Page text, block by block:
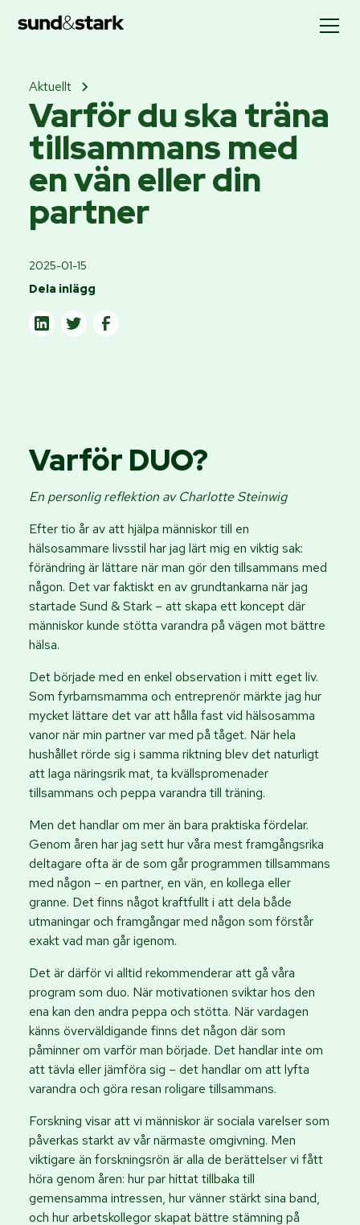
Aktuellt
Varför du ska träna
tillsammans med
en vän eller din
partner
2025-01-15
Dela inlägg
Varför DUO?
En personlig reflektion av Charlotte Steinwig
Efter tio år av att hjälpa människor till en
hälsosammare livsstil har jag lärt mig en viktig sak:
förändring är lättare när man gör den tillsammans med
någon. Det var faktiskt en av grundtankarna när jag
startade Sund & Stark – att skapa ett koncept där
människor kunde stötta varandra på vägen mot bättre
hälsa.
Det började med en enkel observation i mitt eget liv.
Som fyrbarnsmamma och entreprenör märkte jag hur
mycket lättare det var att hålla fast vid hälsosamma
vanor när min partner var med på tåget. När hela
hushållet rörde sig i samma riktning blev det naturligt
att laga näringsrik mat, ta kvällspromenader
tillsammans och peppa varandra till träning.
Men det handlar om mer än bara praktiska fördelar.
Genom åren har jag sett hur våra mest framgångsrika
deltagare ofta är de som går programmen tillsammans
med någon – en partner, en vän, en kollega eller
granne. Det finns något kraftfullt i att dela både
utmaningar och framgångar med någon som förstår
exakt vad man går igenom.
Det är därför vi alltid rekommenderar att gå våra
program som duo. När motivationen sviktar hos den
ena kan den andra peppa och stötta. När vardagen
känns överväldigande finns det någon där som
påminner om varför man började. Det handlar inte om
att tävla eller jämföra sig – det handlar om att lyfta
varandra och göra resan roligare tillsammans.
Forskning visar att vi människor är sociala varelser som
påverkas starkt av vår närmaste omgivning. Men
viktigare än forskningsrön är alla de berättelser vi fått
höra genom åren: hur par hittat tillbaka till
gemensamma intressen, hur vänner stärkt sina band,
och hur arbetskollegor skapat bättre stämning på